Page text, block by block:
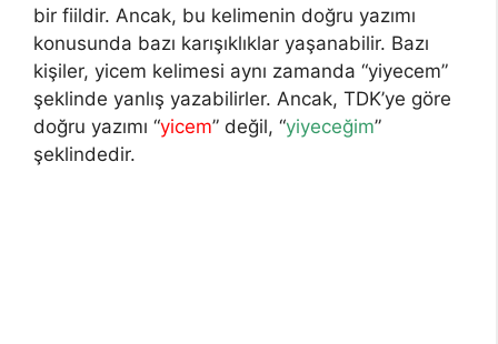
bir fiildir. Ancak, bu kelimenin doğru yazımı
konusunda bazı karışıklıklar yaşanabilir. Bazı
kişiler, yicem kelimesi aynı zamanda “yiyecem”
şeklinde yanlış yazabilirler. Ancak, TDK’ye göre
doğru yazımı “yicem” değil, “yiyeceğim”
şeklindedir.